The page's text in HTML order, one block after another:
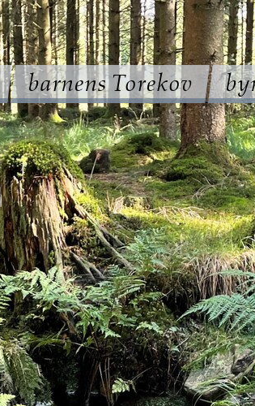
barnens Torekov